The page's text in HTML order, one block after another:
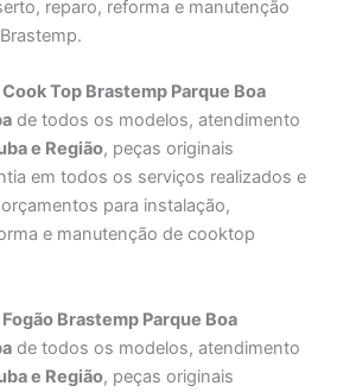
reparo, reforma e manutenção
Top Brastemp Parque Boa
de todos os modelos, atendimento
e Região, peças originais
em todos os serviços realizados e
para instalação,
e manutenção de cooktop
Brastemp Parque Boa
de todos os modelos, atendimento
e Região, peças originais